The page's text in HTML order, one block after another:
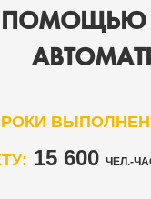
ПОМОЩЬЮ
15 600 ЧЕЛ.-